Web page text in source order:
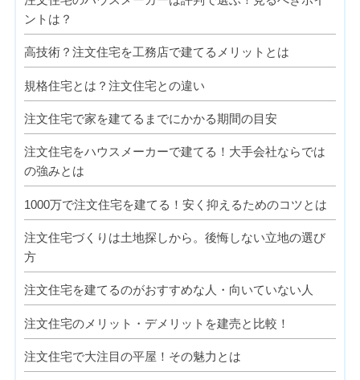
ントは？
高技術？注文住宅を工務店で建てるメリットとは
規格住宅とは？注文住宅との違い
注文住宅で家を建てるまでにかかる期間の目安
注文住宅をハウスメーカーで建てる！大手会社ならでは
の強みとは
1000万で注文住宅を建てる！安く抑えるためのコツとは
注文住宅づくりは土地探しから。後悔しない立地の選び
方
注文住宅を建てるのがおすすめな人・向いていない人
注文住宅のメリット・デメリットを建売と比較！
注文住宅で大注目の平屋！その魅力とは